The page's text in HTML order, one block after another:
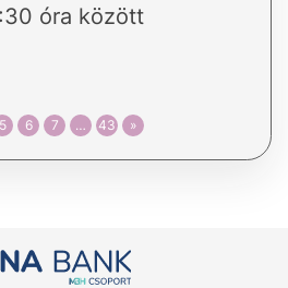
óra között
5 6 7 … 43 »